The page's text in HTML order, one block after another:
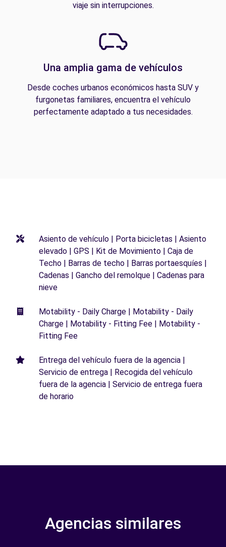
viaje sin interrupciones.
Una amplia gama de vehículos
Desde coches urbanos económicos hasta SUV y
furgonetas familiares, encuentra el vehículo
perfectamente adaptado a tus necesidades.
Asiento de vehículo | Porta bicicletas | Asiento
elevado | GPS | Kit de Movimiento | Caja de
Techo | Barras de techo | Barras portaesquíes |
Cadenas | Gancho del remolque | Cadenas para
nieve
Motability - Daily Charge | Motability - Daily
Charge | Motability - Fitting Fee | Motability -
Fitting Fee
Entrega del vehículo fuera de la agencia |
Servicio de entrega | Recogida del vehículo
fuera de la agencia | Servicio de entrega fuera
de horario
Agencias similares